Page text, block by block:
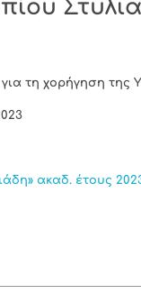
τη χορήγηση της
ακαδ. έτους